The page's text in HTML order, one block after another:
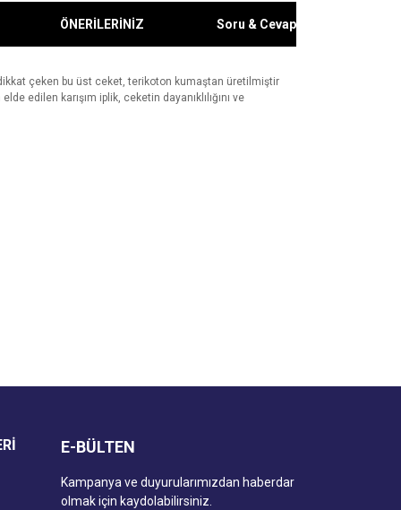
ÖNERİLERİNİZ Soru & Cevap
dikkat çeken bu üst ceket, terikoton kumaştan üretilmiştir
edilen karışım iplik, ceketin dayanıklılığını ve
E-BÜLTEN
Kampanya ve duyurularımızdan haberdar
olmak için kaydolabilirsiniz.